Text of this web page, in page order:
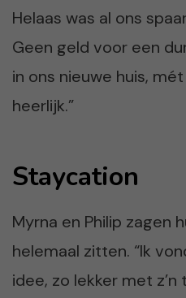
Helaas was al ons
Geen geld voor een
in ons nieuwe huis,
heerlijk.”
Staycation
Myrna en Philip zagen
helemaal zitten. “Ik
idee, zo lekker met